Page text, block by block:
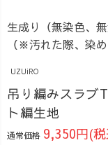
生成り（無染色、無
（※汚れた際、染
UZUiRO
吊り編みスラブ
ト編生地
通常価格 9,350円(